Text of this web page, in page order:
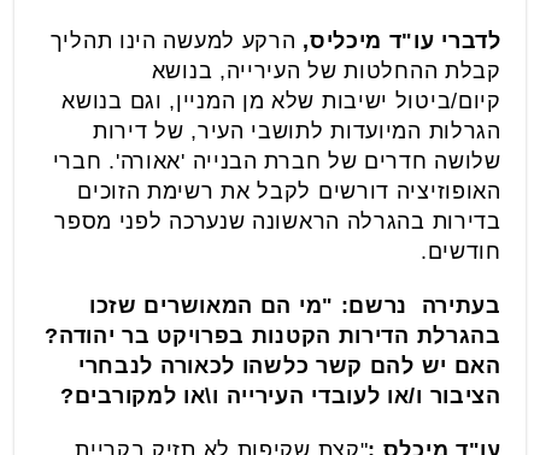
לדברי עו"ד מיכליס, הרקע למעשה הינו תהליך
קבלת ההחלטות של העירייה, בנושא
קיום/ביטול ישיבות שלא מן המניין, וגם בנושא
הגרלות המיועדות לתושבי העיר, של דירות
שלושה חדרים של חברת הבנייה 'אאורה'. חברי
האופוזיציה דורשים לקבל את רשימת הזוכים
בדירות בהגרלה הראשונה שנערכה לפני מספר
חודשים.
בעתירה נרשם: "מי הם המאושרים שזכו
בהגרלת הדירות הקטנות בפרויקט בר יהודה?
האם יש להם קשר כלשהו לכאורה לנבחרי
הציבור ו/או לעובדי העירייה ו\או למקורבים?
עו"ד מיכלס :"קצת שקיפות לא תזיק בקריית